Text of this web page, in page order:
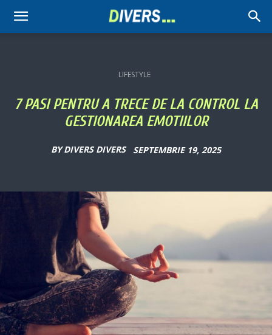
Divers
LIFESTYLE
7 PASI PENTRU A TRECE DE LA CONTROL LA
GESTIONAREA EMOTIILOR
BY DIVERS DIVERS SEPTEMBRIE 19, 2025